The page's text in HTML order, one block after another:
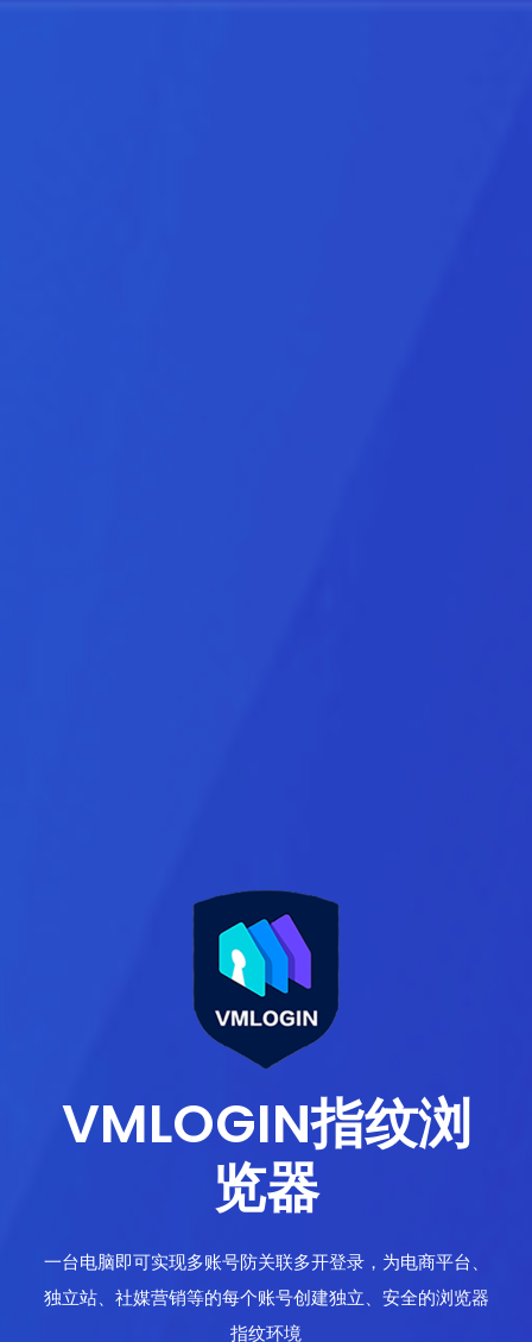
VMLOGIN指纹浏
览器
一台电脑即可实现多账号防关联多开登录，为电商平台、
独立站、社媒营销等的每个账号创建独立、安全的浏览器
指纹环境